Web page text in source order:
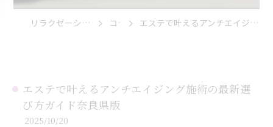
リラクゼーションならアメシスト コラム エステで叶えるアンチエイジング施術の最新選び方ガイド奈良県版
エステで叶えるアンチエイジング施術の最新選
び方ガイド奈良県版
2025/10/20